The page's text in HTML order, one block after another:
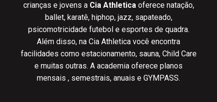
crianças e jovens a Cia Athleticaoferece natação,
ballet, karatê, hiphop, jazz, sapateado,
psicomotricidade futebol e esportes de quadra.
Além disso, na Cia Athletica você encontra
facilidades como estacionamento, sauna, Child Care
e muitas outras. A academia oferece planos
mensais , semestrais, anuais e GYMPASS.